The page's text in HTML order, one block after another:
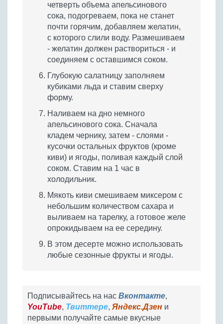
четверть объема апельсинового
сока, подогреваем, пока не станет
почти горячим, добавляем желатин,
с которого слили воду. Размешиваем
- желатин должен раствориться - и
соединяем с оставшимся соком.
Глубокую салатницу заполняем
кубиками льда и ставим сверху
форму.
Наливаем на дно немного
апельсинового сока. Сначала
кладем чернику, затем - слоями -
кусочки остальных фруктов (кроме
киви) и ягоды, поливая каждый слой
соком. Ставим на 1 час в
холодильник.
Мякоть киви смешиваем миксером с
небольшим количеством сахара и
выливаем на тарелку, а готовое желе
опрокидываем на ее середину.
В этом десерте можно использовать
любые сезонные фрукты и ягоды.
Подписывайтесь на нас Вконтакте,
YouTube, Твиттере, Яндекс.Дзен и
первыми получайте самые вкусные